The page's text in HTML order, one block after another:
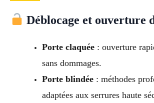
Déblocage et ouverture
Porte claquée: ouverture
sans dommages.
Porte blindée: méthodes
adaptées aux serrures haute